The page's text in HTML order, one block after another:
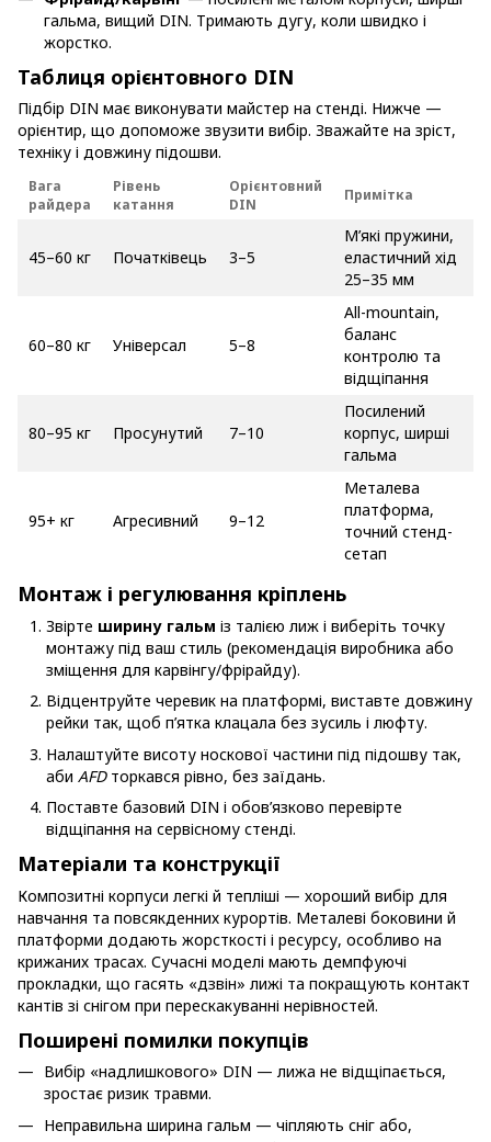
гальма, вищий DIN. Тримають дугу, коли швидко і
жорстко.
Таблиця орієнтовного DIN
Підбір DIN має виконувати майстер на стенді. Нижче —
орієнтир, що допоможе звузити вибір. Зважайте на зріст,
техніку і довжину підошви.
Вага
райдера
Рівень
катання
Орієнтовний
DIN
Примітка
45–60 кг Початківець 3–5
М’які пружини,
еластичний хід
25–35 мм
60–80 кг Універсал 5–8
All-mountain,
баланс
контролю та
відщіпання
80–95 кг Просунутий 7–10
Посилений
корпус, ширші
гальма
95+ кг Агресивний 9–12
Металева
платформа,
точний стенд-
сетап
Монтаж і регулювання кріплень
Звірте ширину гальм із талією лиж і виберіть точку
монтажу під ваш стиль (рекомендація виробника або
зміщення для карвінгу/фрірайду).
Відцентруйте черевик на платформі, виставте довжину
рейки так, щоб п’ятка клацала без зусиль і люфту.
Налаштуйте висоту носкової частини під підошву так,
аби AFDторкався рівно, без заїдань.
Поставте базовий DIN і обов’язково перевірте
відщіпання на сервісному стенді.
Матеріали та конструкції
Композитні корпуси легкі й тепліші — хороший вибір для
навчання та повсякденних курортів. Металеві боковини й
платформи додають жорсткості і ресурсу, особливо на
крижаних трасах. Сучасні моделі мають демпфуючі
прокладки, що гасять «дзвін» лижі та покращують контакт
кантів зі снігом при перескакуванні нерівностей.
Поширені помилки покупців
Вибір «надлишкового» DIN — лижа не відщіпається,
зростає ризик травми.
Неправильна ширина гальм — чіпляють сніг або,